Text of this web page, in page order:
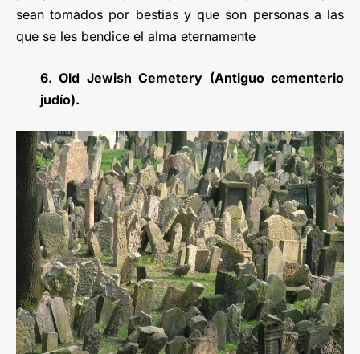
sean tomados por bestias y que son personas a las
que se les bendice el alma eternamente
6. Old Jewish Cemetery (Antiguo cementerio
judío).